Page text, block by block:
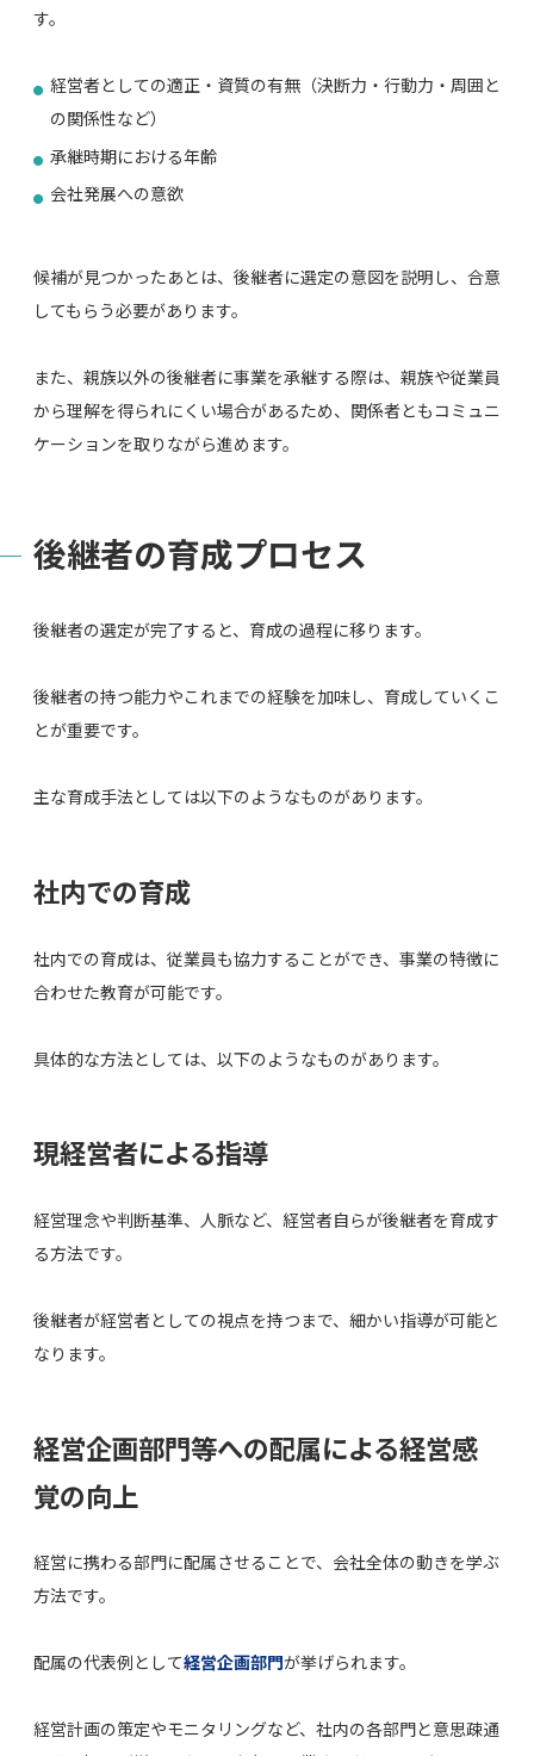
す。
経営者としての適正・資質の有無（決断力・行動力・周囲と
の関係性など）
承継時期における年齢
会社発展への意欲
候補が見つかったあとは、後継者に選定の意図を説明し、合意
してもらう必要があります。
また、親族以外の後継者に事業を承継する際は、親族や従業員
から理解を得られにくい場合があるため、関係者ともコミュニ
ケーションを取りながら進めます。
後継者の育成プロセス
後継者の選定が完了すると、育成の過程に移ります。
後継者の持つ能力やこれまでの経験を加味し、育成していくこ
とが重要です。
主な育成手法としては以下のようなものがあります。
社内での育成
社内での育成は、従業員も協力することができ、事業の特徴に
合わせた教育が可能です。
具体的な方法としては、以下のようなものがあります。
現経営者による指導
経営理念や判断基準、人脈など、経営者自らが後継者を育成す
る方法です。
後継者が経営者としての視点を持つまで、細かい指導が可能と
なります。
経営企画部門等への配属による経営感
覚の向上
経営に携わる部門に配属させることで、会社全体の動きを学ぶ
方法です。
配属の代表例として経営企画部門が挙げられます。
経営計画の策定やモニタリングなど、社内の各部門と意思疎通